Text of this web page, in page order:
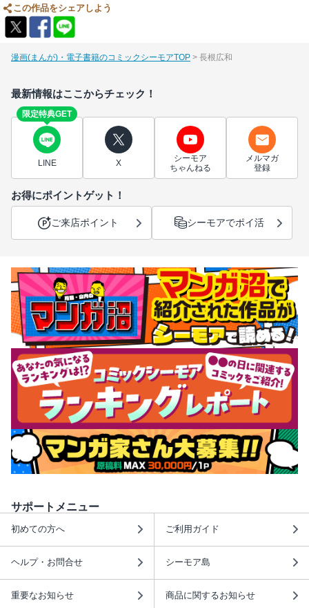
この作品をシェアしよう
漫画(まんが)・電子書籍のコミックシーモアTOP 長根広和
最新情報はここからチェック！
限定特典GET
LINE X
シーモア
ちゃんねる
メルマガ
登録
お得にポイントゲット！
ご来店ポイント シーモアでポイ活
サポートメニュー
初めての方へ ご利用ガイド
ヘルプ・お問合せ シーモア島
重要なお知らせ 商品に関するお知らせ